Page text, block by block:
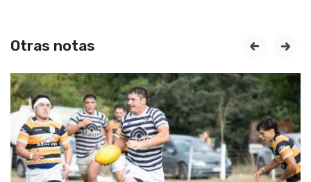
Otras notas prev next